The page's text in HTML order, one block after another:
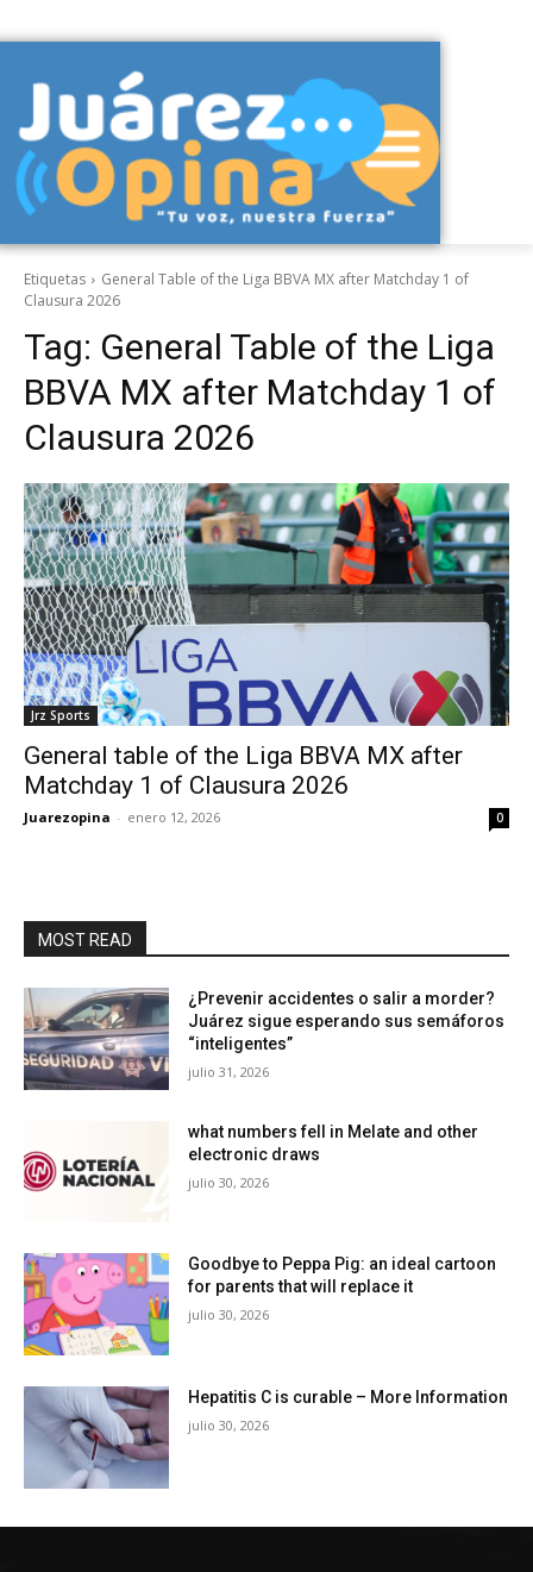
Etiquetas
General Table of the Liga BBVA MX after Matchday 1 of
Clausura 2026
Tag: General Table of the Liga
BBVA MX after Matchday 1 of
Clausura 2026
Jrz Sports
General table of the Liga BBVA MX after
Matchday 1 of Clausura 2026
Juarezopina - enero 12, 2026 0
MOST READ
¿Prevenir accidentes o salir a morder?
Juárez sigue esperando sus semáforos
“inteligentes”
julio 31, 2026
what numbers fell in Melate and other
electronic draws
julio 30, 2026
Goodbye to Peppa Pig: an ideal cartoon
for parents that will replace it
julio 30, 2026
Hepatitis C is curable – More Information
julio 30, 2026